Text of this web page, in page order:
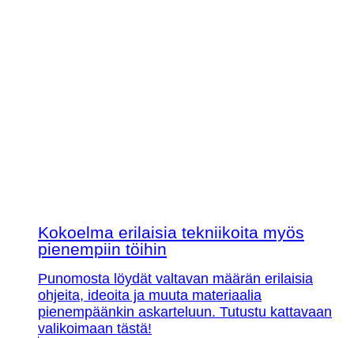
Kokoelma erilaisia tekniikoita myös
pienempiin töihin
Punomosta löydät valtavan määrän erilaisia
ohjeita, ideoita ja muuta materiaalia
pienempäänkin askarteluun. Tutustu kattavaan
valikoimaan tästä!